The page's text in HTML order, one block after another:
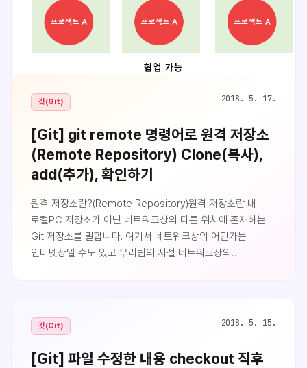
깃(Git) 2018. 5. 17.
[Git] git remote 명령어로 원격 저장소
(Remote Repository) Clone(복사),
add(추가), 확인하기
원격 저장소란?(Remote Repository)원격 저장소란 내
로컬PC 저장소가 아닌 네트워크상의 다른 위치에 존재하는
Git 저장소를 말합니다. 여기서 네트워크상의 어딘가는
인터넷상일 수도 있고 우리팀의 사설 네트워크상의
목적은 저장소 공유를 통한 협업에 있기 때문입니다.앞에서
말했듯이 원격 저장소는 여러 사람이 협업을 하기 위해
필요합니다. 원격 저장소는 여러개가 존재할 수 있으며,
깃(Git) 2018. 5. 15.
[Git] 파일 수정한 내용 checkout 직후